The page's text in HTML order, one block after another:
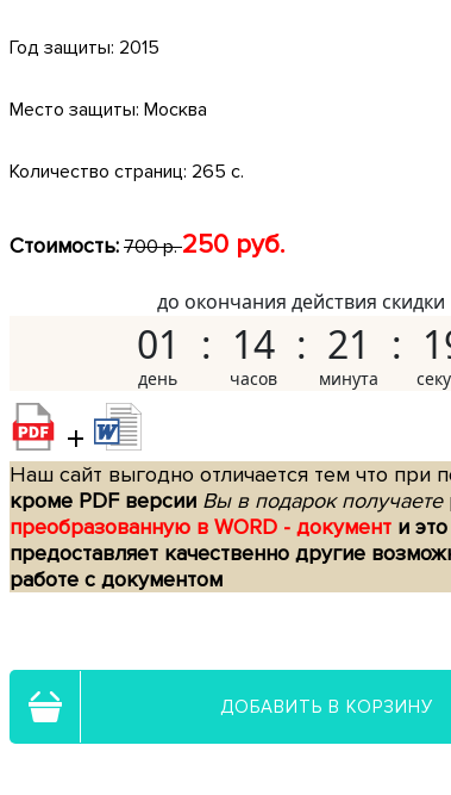
Год защиты: 2015
Место защиты: Москва
Количество страниц: 265 с.
Стоимость: 700 р.250 руб.
до окончания действия скидки
01 14 21
+
Наш сайт выгодно отличается тем что при
кроме PDF версии Вы в подарок получаете
преобразованную в WORD - документ и это
предоставляет качественно другие
работе с документом
ДОБАВИТЬ В КОРЗИНУ